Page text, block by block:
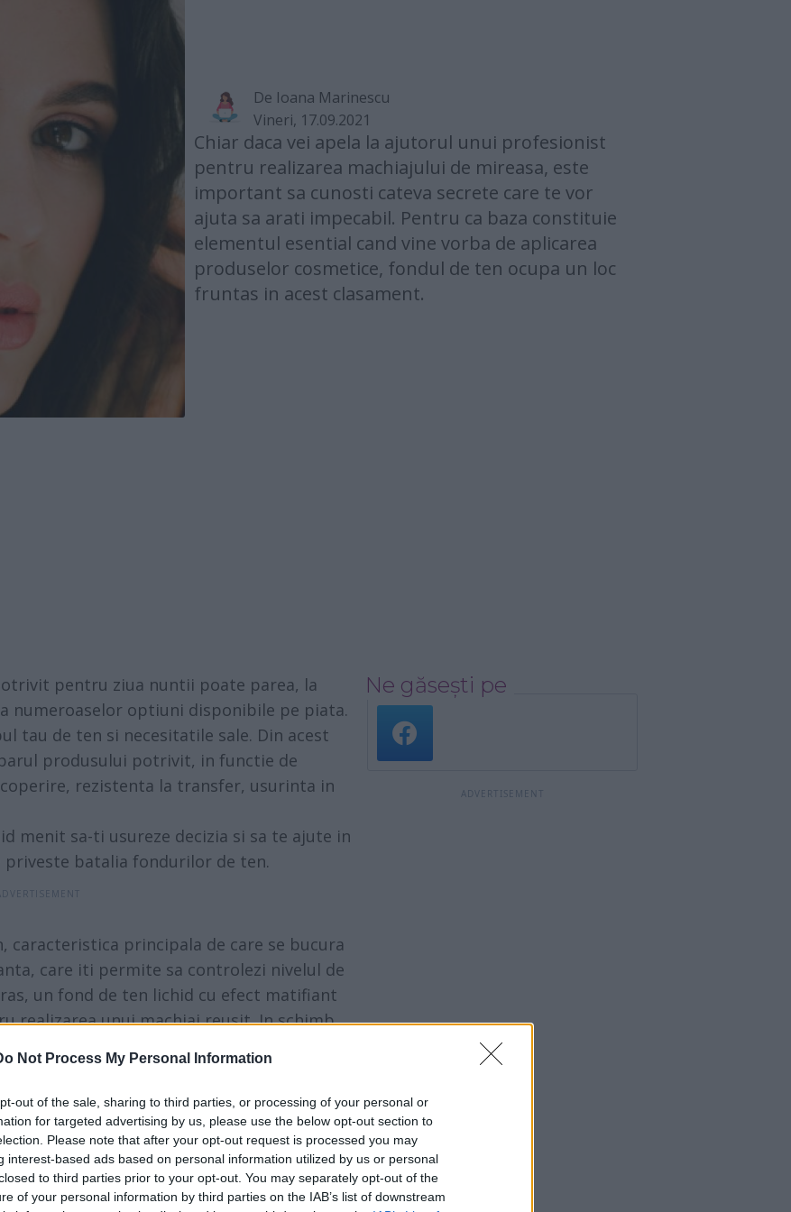
Not Process My Personal Information
out of the sale, sharing to third parties, or processing of your personal or
for targeted advertising by us, please use the below opt-out section to
Please note that after your opt-out request is processed you may
interest-based ads based on personal information utilized by us or personal
to third parties prior to your opt-out. You may separately opt-out of the
of your personal information by third parties on the IAB’s list of downstream
De Ioana Marinescu
Vineri, 17.09.2021
Chiar daca vei apela la ajutorul unui profesionist
pentru realizarea machiajului de mireasa, este
important sa cunosti cateva secrete care te vor
ajuta sa arati impecabil. Pentru ca baza constituie
elementul esential cand vine vorba de aplicarea
produselor cosmetice, fondul de ten ocupa un loc
fruntas in acest clasament.
pentru ziua nuntii poate parea, la
numeroaselor optiuni disponibile pe piata.
tau de ten si necesitatile sale. Din acest
produsului potrivit, in functie de
rezistenta la transfer, usurinta in
menit sa-ti usureze decizia si sa te ajute in
batalia fondurilor de ten.
caracteristica principala de care se bucura
care iti permite sa controlezi nivelul de
un fond de ten lichid cu efect matifiant
realizarea unuimachiajreusit. In schimb,
oferi tenului uscat un aspect luminos si
prin intermediul unei pensule sau sau a
confrunta cu viitoare cosuri;
la transfer;
Ne găsești pe